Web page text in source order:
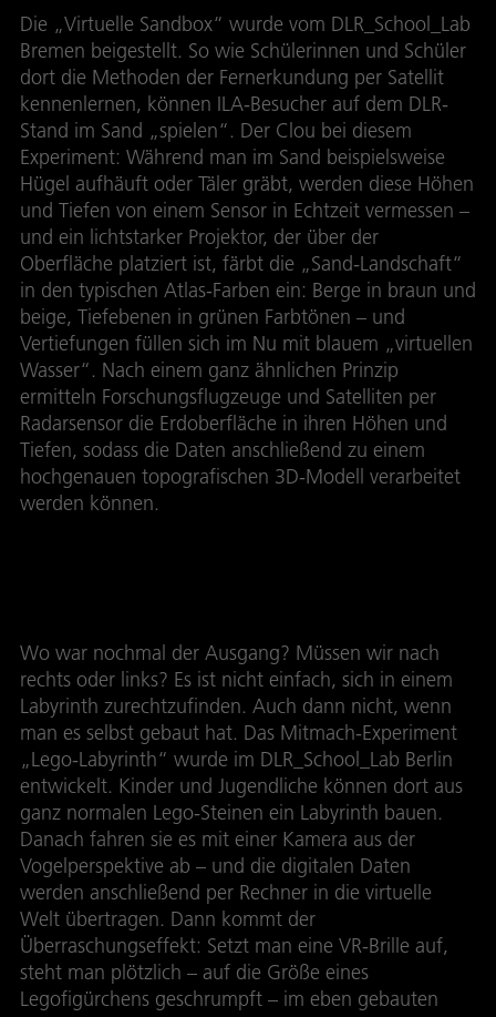
Die „Virtuelle Sandbox“ wurde vom DLR_School_Lab
Bremen beigestellt. So wie Schülerinnen und Schüler
dort die Methoden der Fernerkundung per Satellit
kennenlernen, können ILA-Besucher auf dem DLR-
Stand im Sand „spielen“. Der Clou bei diesem
Experiment: Während man im Sand beispielsweise
Hügel aufhäuft oder Täler gräbt, werden diese Höhen
und Tiefen von einem Sensor in Echtzeit vermessen –
und ein lichtstarker Projektor, der über der
Oberfläche platziert ist, färbt die „Sand-Landschaft“
in den typischen Atlas-Farben ein: Berge in braun und
beige, Tiefebenen in grünen Farbtönen – und
Vertiefungen füllen sich im Nu mit blauem „virtuellen
Wasser“. Nach einem ganz ähnlichen Prinzip
ermitteln Forschungsflugzeuge und Satelliten per
Radarsensor die Erdoberfläche in ihren Höhen und
Tiefen, sodass die Daten anschließend zu einem
hochgenauen topografischen 3D-Modell verarbeitet
werden können.
Wo war nochmal der Ausgang? Müssen wir nach
rechts oder links? Es ist nicht einfach, sich in einem
Labyrinth zurechtzufinden. Auch dann nicht, wenn
man es selbst gebaut hat. Das Mitmach-Experiment
„Lego-Labyrinth“ wurde im DLR_School_Lab Berlin
entwickelt. Kinder und Jugendliche können dort aus
ganz normalen Lego-Steinen ein Labyrinth bauen.
Danach fahren sie es mit einer Kamera aus der
Vogelperspektive ab – und die digitalen Daten
werden anschließend per Rechner in die virtuelle
Welt übertragen. Dann kommt der
Überraschungseffekt: Setzt man eine VR-Brille auf,
steht man plötzlich – auf die Größe eines
Legofigürchens geschrumpft – im eben gebauten